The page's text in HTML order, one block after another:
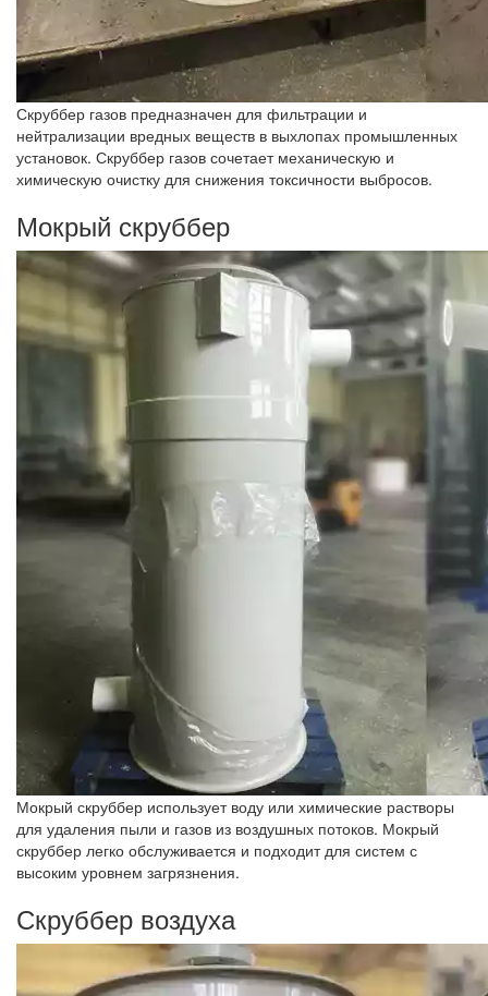
Скруббер газов предназначен для фильтрации и
нейтрализации вредных веществ в выхлопах промышленных
установок. Скруббер газов сочетает механическую и
химическую очистку для снижения токсичности выбросов.
Мокрый скруббер
Мокрый скруббер использует воду или химические растворы
для удаления пыли и газов из воздушных потоков. Мокрый
скруббер легко обслуживается и подходит для систем с
высоким уровнем загрязнения.
Скруббер воздуха